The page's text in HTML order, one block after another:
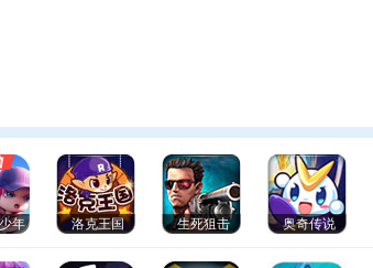
年 洛克王国 生死狙击 奥奇传说